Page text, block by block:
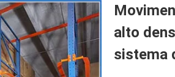
alto
sistema